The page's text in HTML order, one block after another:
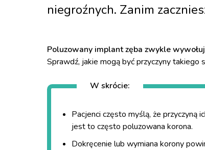
niegroźnych. Zanim
Poluzowany implant zęba zwykle
Sprawdź, jakie mogą być przyczyny takiego
W skrócie:
Pacjenci często myślą, że przyczyną
jest to często poluzowana korona.
Dokręcenie lub wymiana korony